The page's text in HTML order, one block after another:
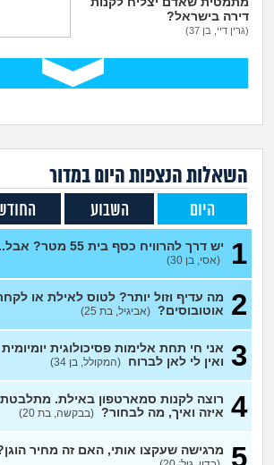
מדורים
חיפוש
הרשמה
דירה בישראל?
(גרין דיי, בן 37)
הענק
(ללה, בת 26)
השאלות הנצפות היוםבמדור
היום השבוע
1 יש דרך להרוויח כסף בית 55 מטר?
(אסי, בן 30)
2
מה עדיף וזול יותר? לטוס לאילת או
אוטובוסים? (אביגיל, בת 25)
3 אני חי תחת אלימות פסיכולוגית יומיומית
ואין לי לאן לברוח (המקולל, בן 34)
4 רוצה לקנות סמארטפון באילת. מתלבטת
איזה ואיך, מה לבחור? (בבקשה, בת 20)
5 מרגישה שעקצו אותי, האם זה מחיר